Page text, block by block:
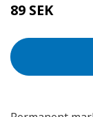
89 SEK